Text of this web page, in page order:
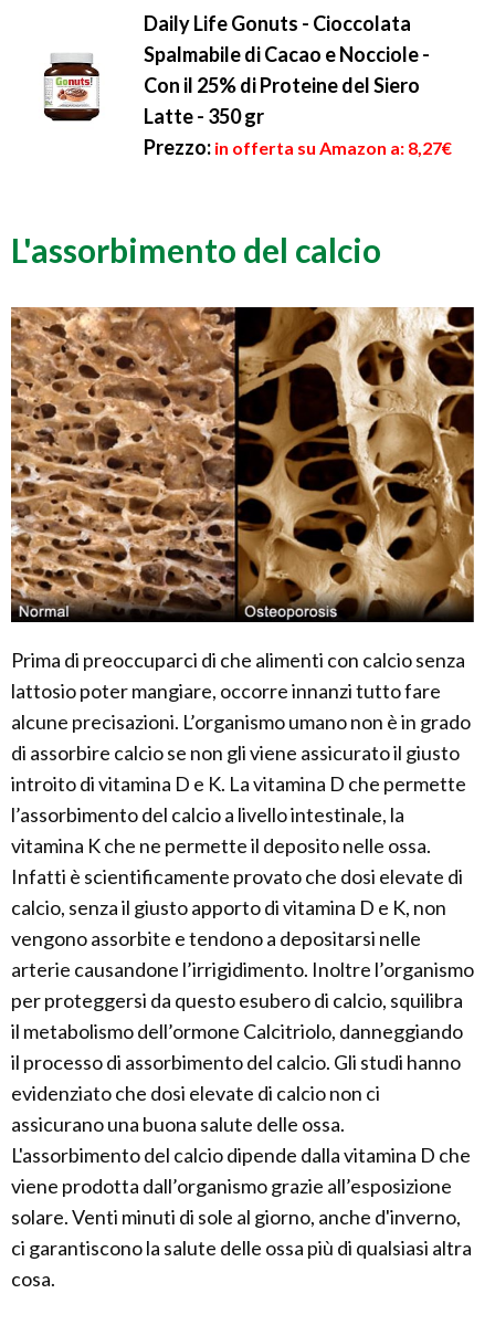
Daily Life Gonuts - Cioccolata
Spalmabile di Cacao e Nocciole -
Con il 25% di Proteine del Siero
Latte - 350 gr
Prezzo: in offerta su Amazon a: 8,27€
L'assorbimento del calcio
Prima di preoccuparci di che alimenti con calcio senza
lattosio poter mangiare, occorre innanzi tutto fare
alcune precisazioni. L’organismo umano non è in grado
di assorbire calcio se non gli viene assicurato il giusto
introito di vitamina D e K. La vitamina D che permette
l’assorbimento del calcio a livello intestinale, la
vitamina K che ne permette il deposito nelle ossa.
Infatti è scientificamente provato che dosi elevate di
calcio, senza il giusto apporto di vitamina D e K, non
vengono assorbite e tendono a depositarsi nelle
arterie causandone l’irrigidimento. Inoltre l’organismo
per proteggersi da questo esubero di calcio, squilibra
il metabolismo dell’ormone Calcitriolo, danneggiando
il processo di assorbimento del calcio. Gli studi hanno
evidenziato che dosi elevate di calcio non ci
assicurano una buona salute delle ossa.
L'assorbimento del calcio dipende dalla vitamina D che
viene prodotta dall’organismo grazie all’esposizione
solare. Venti minuti di sole al giorno, anche d'inverno,
ci garantiscono la salute delle ossa più di qualsiasi altra
cosa.